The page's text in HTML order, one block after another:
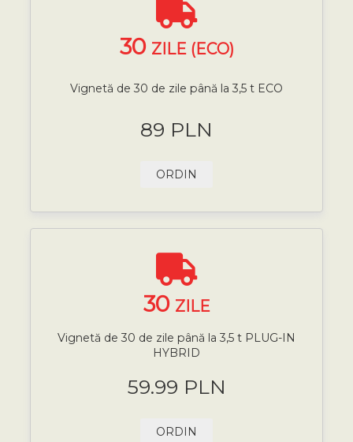
30 ZILE (ECO)
Vignetă de 30 de zile până la 3,5 t ECO
89 PLN
ORDIN
30 ZILE
Vignetă de 30 de zile până la 3,5 t PLUG-IN
HYBRID
59.99 PLN
ORDIN